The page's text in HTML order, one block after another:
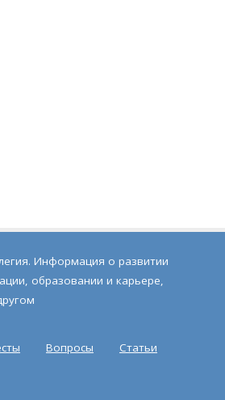
Информация о развитии
образовании и карьере,
Вопросы Статьи